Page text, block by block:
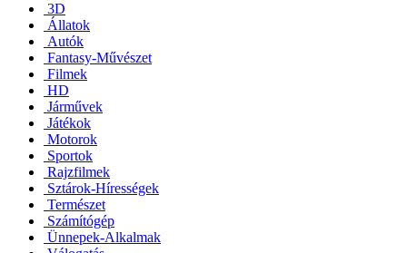
3D
Állatok
Autók
Fantasy-Művészet
Filmek
HD
Járművek
Játékok
Motorok
Sportok
Rajzfilmek
Sztárok-Hírességek
Természet
Számítógép
Ünnepek-Alkalmak